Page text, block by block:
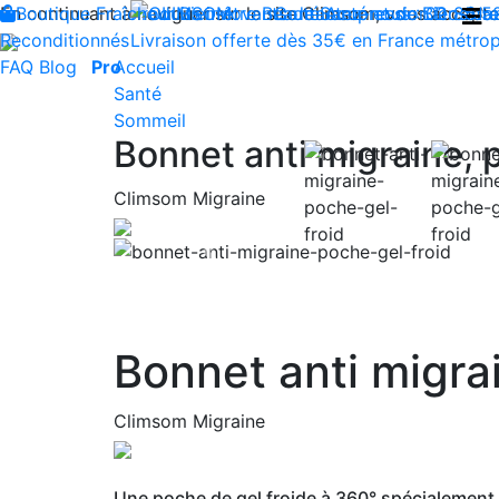
En continuant à naviguer sur le site Climsom, vous
Produits innovants de Santé et de Bien-
Livraison offerte dès 35€ en France
Contactez-nous : 02 85
Boutique Fraîcheur Bien-être Beauté Acupression Dos
Reconditionnés
FAQ Blog ProAccueil
Santé
Sommeil
Bonnet anti migraine,
Climsom Migraine
Previous
Bonnet anti
Climsom Migraine